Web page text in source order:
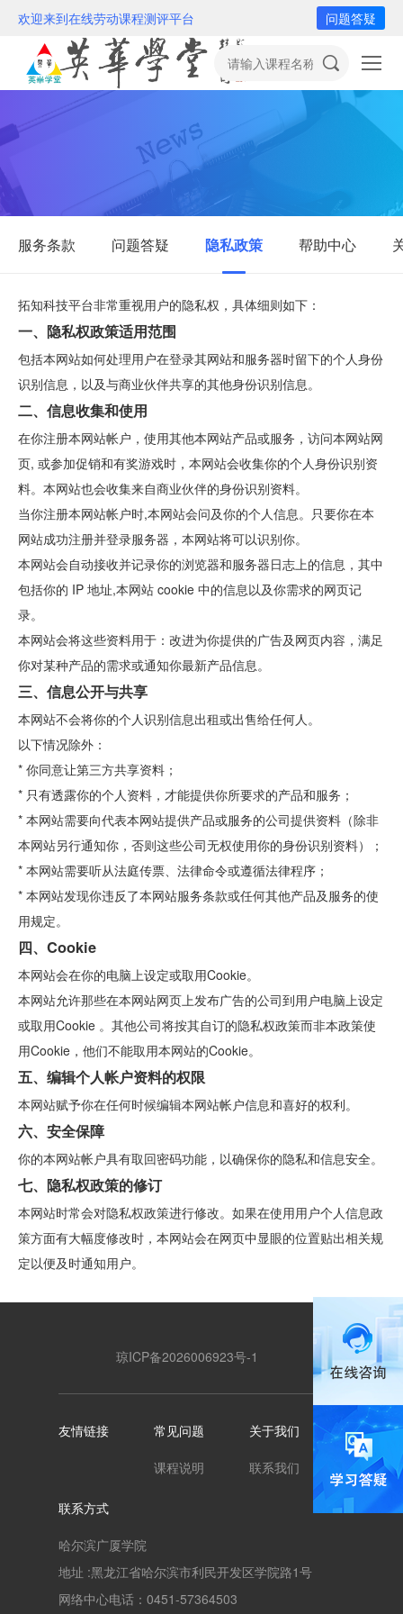
欢迎来到在线劳动课程测评平台 问题答疑
服务条款 问题答疑 隐私政策 帮助中心
拓知科技平台非常重视用户的隐私权，具体细则如下：
一、隐私权政策适用范围
包括本网站如何处理用户在登录其网站和服务器时留下的个人身份
识别信息，以及与商业伙伴共享的其他身份识别信息。
二、信息收集和使用
在你注册本网站帐户，使用其他本网站产品或服务，访问本网站网
页, 或参加促销和有奖游戏时，本网站会收集你的个人身份识别资
料。本网站也会收集来自商业伙伴的身份识别资料。
当你注册本网站帐户时,本网站会问及你的个人信息。只要你在本
网站成功注册并登录服务器，本网站将可以识别你。
本网站会自动接收并记录你的浏览器和服务器日志上的信息，其中
包括你的 IP 地址,本网站 cookie 中的信息以及你需求的网页记
录。
本网站会将这些资料用于：改进为你提供的广告及网页内容，满足
你对某种产品的需求或通知你最新产品信息。
三、信息公开与共享
本网站不会将你的个人识别信息出租或出售给任何人。
以下情况除外：
* 你同意让第三方共享资料；
* 只有透露你的个人资料，才能提供你所要求的产品和服务；
* 本网站需要向代表本网站提供产品或服务的公司提供资料（除非
本网站另行通知你，否则这些公司无权使用你的身份识别资料）；
* 本网站需要听从法庭传票、法律命令或遵循法律程序；
* 本网站发现你违反了本网站服务条款或任何其他产品及服务的使
用规定。
四、Cookie
本网站会在你的电脑上设定或取用Cookie。
本网站允许那些在本网站网页上发布广告的公司到用户电脑上设定
或取用Cookie 。其他公司将按其自订的隐私权政策而非本政策使
用Cookie，他们不能取用本网站的Cookie。
五、编辑个人帐户资料的权限
本网站赋予你在任何时候编辑本网站帐户信息和喜好的权利。
六、安全保障
你的本网站帐户具有取回密码功能，以确保你的隐私和信息安全。
七、隐私权政策的修订
本网站时常会对隐私权政策进行修改。如果在使用用户个人信息政
策方面有大幅度修改时，本网站会在网页中显眼的位置贴出相关规
定以便及时通知用户。
琼ICP备2026006923号-1
友情链接 常见问题
课程说明
关于我们
联系我们
联系方式
哈尔滨广厦学院
地址 :黑龙江省哈尔滨市利民开发区学院路1号
网络中心电话：0451-57364503